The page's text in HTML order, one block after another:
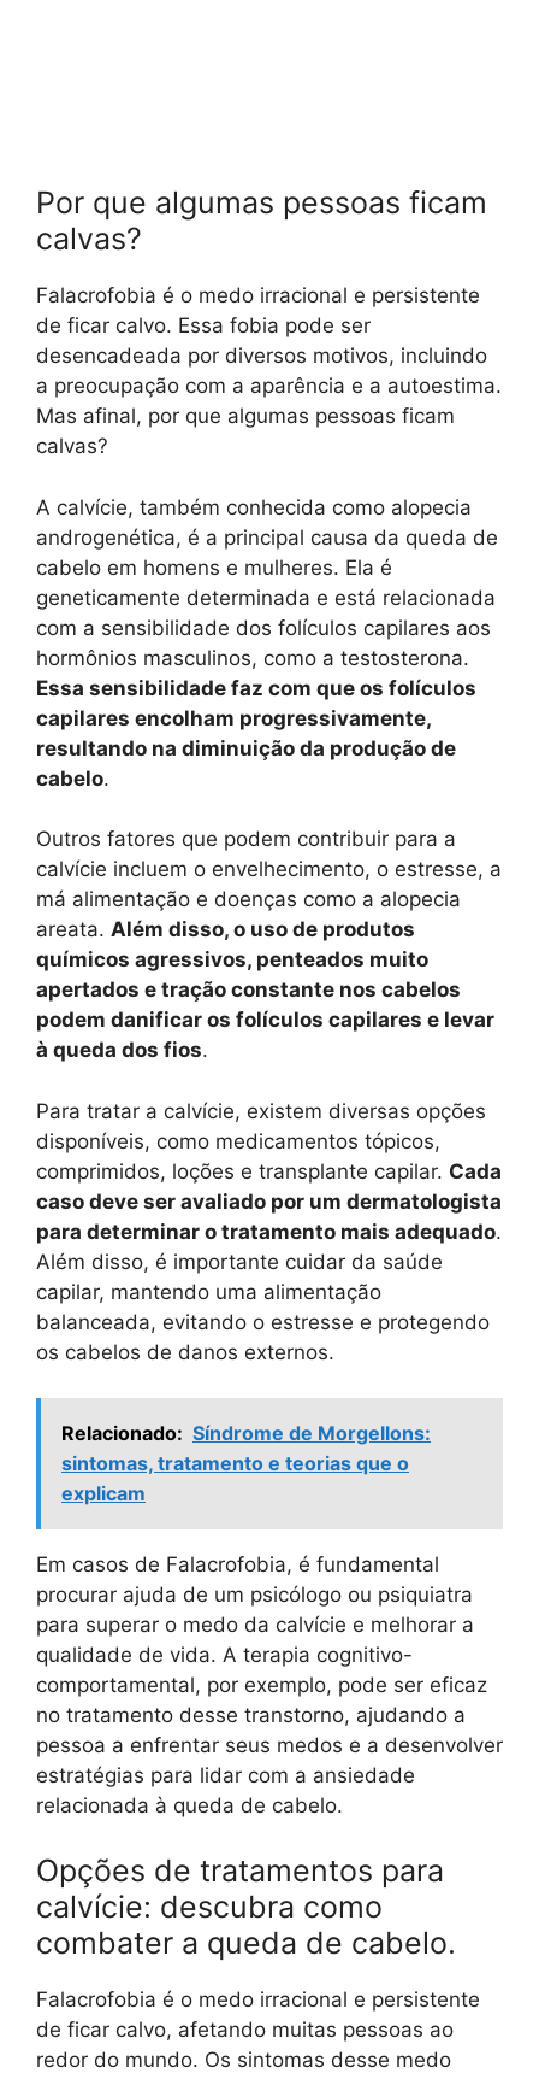
Por que algumas pessoas ficam
calvas?
Falacrofobia é o medo irracional e persistente
de ficar calvo. Essa fobia pode ser
desencadeada por diversos motivos, incluindo
a preocupação com a aparência e a autoestima.
Mas afinal, por que algumas pessoas ficam
calvas?
A calvície, também conhecida como alopecia
androgenética, é a principal causa da queda de
cabelo em homens e mulheres. Ela é
geneticamente determinada e está relacionada
com a sensibilidade dos folículos capilares aos
hormônios masculinos, como a testosterona.
Essa sensibilidade faz com que os folículos
capilares encolham progressivamente,
resultando na diminuição da produção de
cabelo.
Outros fatores que podem contribuir para a
calvície incluem o envelhecimento, o estresse, a
má alimentação e doenças como a alopecia
areata. Além disso, o uso de produtos
químicos agressivos, penteados muito
apertados e tração constante nos cabelos
podem danificar os folículos capilares e levar
à queda dos fios.
Para tratar a calvície, existem diversas opções
disponíveis, como medicamentos tópicos,
comprimidos, loções e transplante capilar. Cada
caso deve ser avaliado por um dermatologista
para determinar o tratamento mais adequado.
Além disso, é importante cuidar da saúde
capilar, mantendo uma alimentação
balanceada, evitando o estresse e protegendo
os cabelos de danos externos.
Relacionado: Síndrome de Morgellons:
sintomas, tratamento e teorias que o
explicam
Em casos de Falacrofobia, é fundamental
procurar ajuda de um psicólogo ou psiquiatra
para superar o medo da calvície e melhorar a
qualidade de vida. A terapia cognitivo-
comportamental, por exemplo, pode ser eficaz
no tratamento desse transtorno, ajudando a
pessoa a enfrentar seus medos e a desenvolver
estratégias para lidar com a ansiedade
relacionada à queda de cabelo.
Opções de tratamentos para
calvície: descubra como
combater a queda de cabelo.
Falacrofobia é o medo irracional e persistente
de ficar calvo, afetando muitas pessoas ao
redor do mundo. Os sintomas desse medo